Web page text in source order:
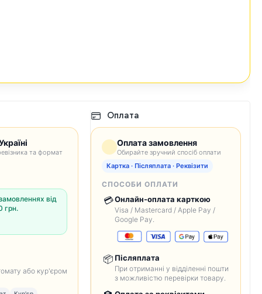
та формат
від
грн.
або кур'єром
Оплата
Оплата замовлення
Обирайте зручний спосіб оплати
Картка · Післяплата · Реквізити
СПОСОБИ ОПЛАТИ
💳Онлайн-оплата карткою
Visa / Mastercard / Apple Pay /
Google Pay.
📦 Післяплата
При отриманні у відділенні пошти
з можливістю перевірки товару.